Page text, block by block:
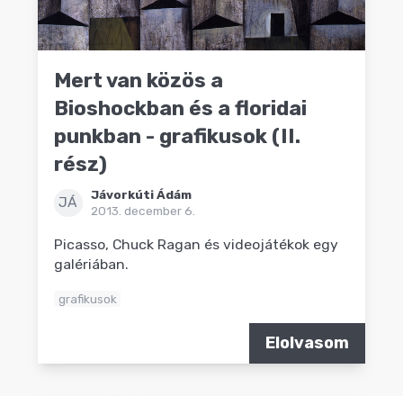
Mert van közös a
Bioshockban és a floridai
punkban - grafikusok (II.
rész)
JÁ
Jávorkúti Ádám
2013. december 6.
Picasso, Chuck Ragan és videojátékok egy
galériában.
grafikusok
Elolvasom